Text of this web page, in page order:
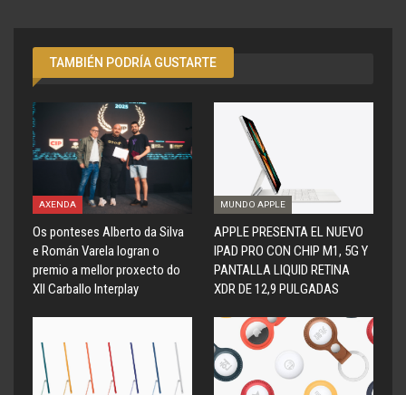
TAMBIÉN PODRÍA GUSTARTE
AXENDA
Os ponteses Alberto da Silva
e Román Varela logran o
premio a mellor proxecto do
XII Carballo Interplay
MUNDO APPLE
APPLE PRESENTA EL NUEVO
IPAD PRO CON CHIP M1, 5G Y
PANTALLA LIQUID RETINA
XDR DE 12,9 PULGADAS